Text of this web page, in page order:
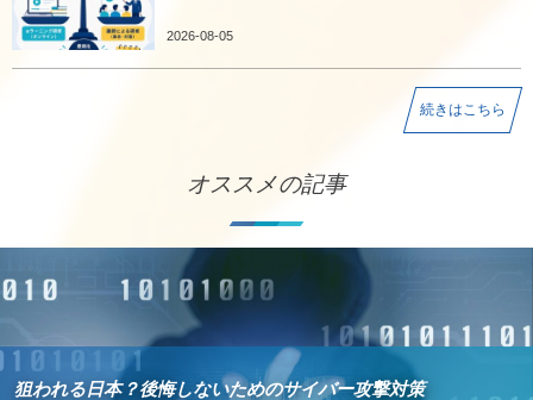
2026-08-05
続きはこちら
オススメの記事
狙われる日本？後悔しないためのサイバー攻撃対策